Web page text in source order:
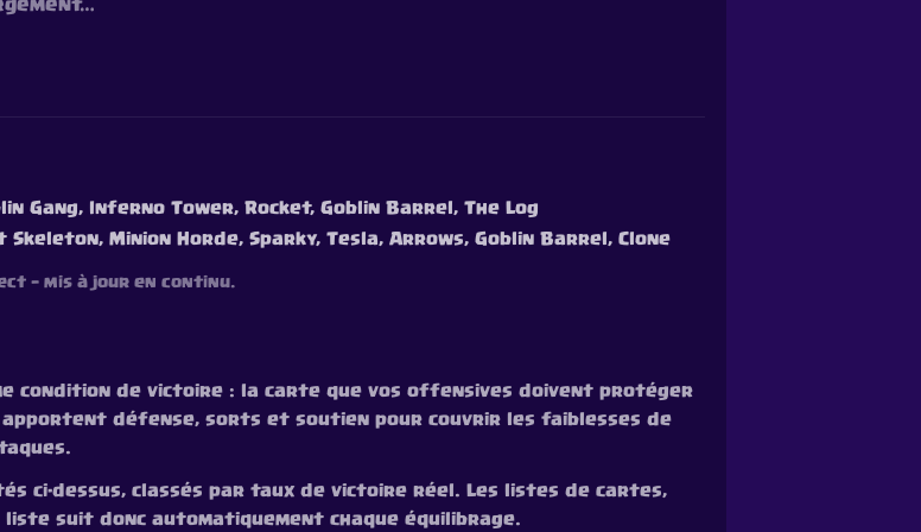
Gang, Inferno Tower, Rocket, Goblin Barrel, The Log
Skeleton, Minion Horde, Sparky, Tesla, Arrows, Goblin Barrel, Clone
— mis à jour en continu.
condition de victoire : la carte que vos offensives doivent protéger
apportent défense, sorts et soutien pour couvrir les faiblesses de
ci-dessus, classés par taux de victoire réel. Les listes de cartes,
suit donc automatiquement chaque équilibrage.